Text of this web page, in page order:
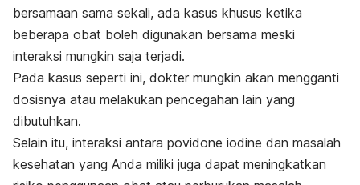
bersamaan sama sekali, ada kasus khusus ketika
beberapa obat boleh digunakan bersama meski
interaksi mungkin saja terjadi.
Pada kasus seperti ini, dokter mungkin akan mengganti
dosisnya atau melakukan pencegahan lain yang
dibutuhkan.
Selain itu, interaksi antara povidone iodine dan masalah
kesehatan yang Anda miliki juga dapat meningkatkan